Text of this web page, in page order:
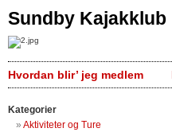
Sundby Kajakklub
Hvordan blir’ jeg medlem
Kategorier
Aktiviteter og Ture